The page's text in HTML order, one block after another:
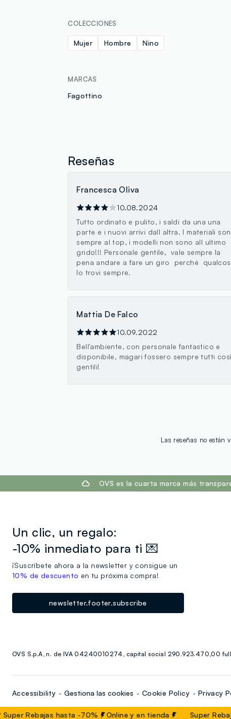
COLECCIONES
Mujer Hombre Nino
MARCAS
Fagottino
Reseñas
Francesca Oliva
10.08.2024
Tutto ordinato e pulito, i saldi da una una
parte e i nuovi arrivi dall altra. I materiali
sempre al top, i modelli non sono all ultimo
grido!!! Personale gentile, vale sempre la
pena andare a fare un giro perché
lo trovi sempre.
Mattia De Falco
10.09.2022
Bell'ambiente, con personale fantastico e
disponibile, magari fossero sempre tutti così
gentili!
Las reseñas no están
Rebajas hasta -70% Online y en tienda Super
OVS es la cuarta marca más
Un clic, un regalo:
-10% inmediato para ti 💌
¡Suscríbete ahora a la newsletter y consigue un
10% de descuento en tu próxima compra!
newsletter.footer.subscribe
OVS S.p.A, n. de IVA 04240010274, capital social 290.923.470,00
Accessibility Gestiona las cookies Cookie Policy Privacy